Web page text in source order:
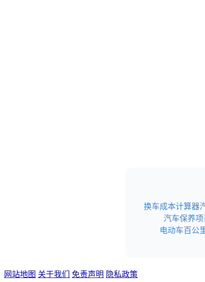
换车成本计算器
汽车保养
电动车百公
网站地图 关于我们 免责声明 隐私政策